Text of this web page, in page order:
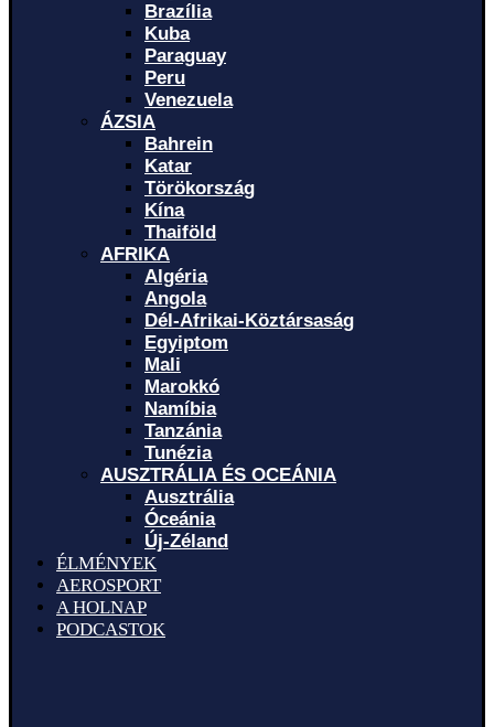
Brazília
Kuba
Paraguay
Peru
Venezuela
ÁZSIA
Bahrein
Katar
Törökország
Kína
Thaiföld
AFRIKA
Algéria
Angola
Dél-Afrikai-Köztársaság
Egyiptom
Mali
Marokkó
Namíbia
Tanzánia
Tunézia
AUSZTRÁLIA ÉS OCEÁNIA
Ausztrália
Óceánia
Új-Zéland
ÉLMÉNYEK
AEROSPORT
A HOLNAP
PODCASTOK